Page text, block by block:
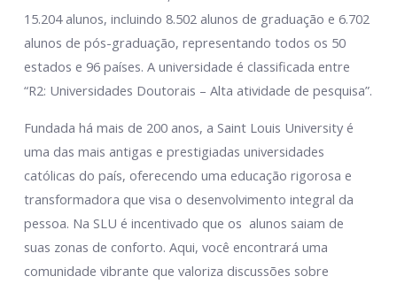
15.204 alunos, incluindo 8.502 alunos de graduação e 6.702
alunos de pós-graduação, representando todos os 50
estados e 96 países. A universidade é classificada entre
“R2: Universidades Doutorais – Alta atividade de pesquisa”.
Fundada há mais de 200 anos, a Saint Louis University é
uma das mais antigas e prestigiadas universidades
católicas do país, oferecendo uma educação rigorosa e
transformadora que visa o desenvolvimento integral da
pessoa. Na SLU é incentivado que os alunos saiam de
suas zonas de conforto. Aqui, você encontrará uma
comunidade vibrante que valoriza discussões sobre